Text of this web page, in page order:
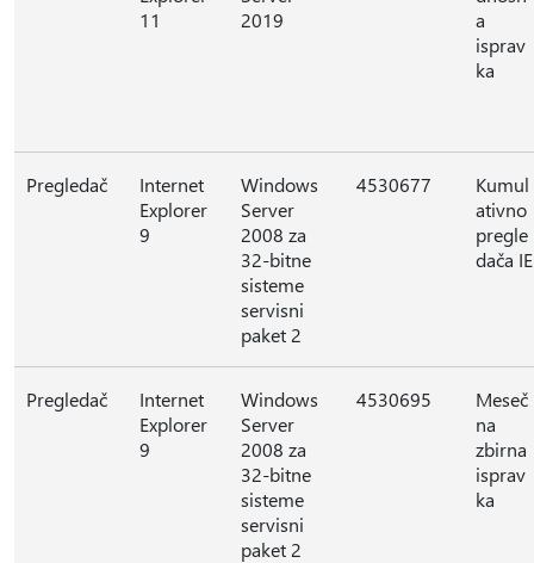
11
2019
a
isprav
ka
Pregledač
Internet
Explorer
9
Windows
Server
2008 za
32-bitne
sisteme
servisni
paket 2
4530677
Kumul
ativno
pregle
dača IE
Pregledač
Internet
Explorer
9
Windows
Server
2008 za
32-bitne
sisteme
servisni
paket 2
4530695
Meseč
na
zbirna
isprav
ka